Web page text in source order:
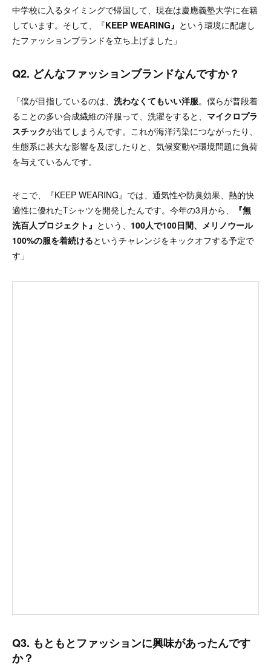
中学校に入るタイミングで帰国して、現在は慶應義塾大学に在籍
しています。そして、『KEEP WEARING』 という環境に配慮し
たファッションブランドを立ち上げました」
Q2. どんなファッションブランドなんですか？
「僕が目指しているのは、 洗わなくてもいい洋服。僕らが普段着
ることの多い合成繊維の洋服って、洗濯をすると、 マイクロプラ
スチックが出てしまうんです。これが海洋汚染につながったり、
生態系に甚大な影響を及ぼしたりと、気候変動や環境問題に負荷
を与えているんです。
そこで、『KEEP WEARING』では、通気性や防臭効果、熱的快
適性に優れたTシャツを開発したんです。今年の3月から、
『無
洗百人プロジェクト』 という、 100人で100日間、メリノウール
100%の服を着続けるというチャレンジをキックオフする予定で
す」
Q3. もともとファッションに興味があったんです
か？